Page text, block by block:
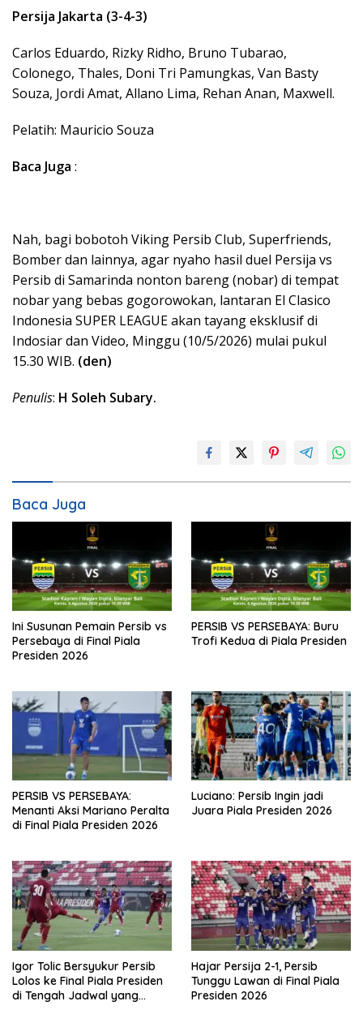
Persija Jakarta (3-4-3)
Carlos Eduardo, Rizky Ridho, Bruno Tubarao,
Colonego, Thales, Doni Tri Pamungkas, Van Basty
Souza, Jordi Amat, Allano Lima, Rehan Anan, Maxwell.
Pelatih: Mauricio Souza
Baca Juga :
Nah, bagi bobotoh Viking Persib Club, Superfriends,
Bomber dan lainnya, agar nyaho hasil duel Persija vs
Persib di Samarinda nonton bareng (nobar) di tempat
nobar yang bebas gogorowokan, lantaran El Clasico
Indonesia SUPER LEAGUE akan tayang eksklusif di
Indosiar dan Video, Minggu (10/5/2026) mulai pukul
15.30 WIB. (den)
Penulis: H Soleh Subary.
Baca Juga
Ini Susunan Pemain Persib vs
Persebaya di Final Piala
Presiden 2026
PERSIB VS PERSEBAYA: Buru
Trofi Kedua di Piala Presiden
PERSIB VS PERSEBAYA:
Menanti Aksi Mariano Peralta
di Final Piala Presiden 2026
Luciano: Persib Ingin jadi
Juara Piala Presiden 2026
Igor Tolic Bersyukur Persib
Lolos ke Final Piala Presiden
di Tengah Jadwal yang
Hajar Persija 2-1, Persib
Tunggu Lawan di Final Piala
Presiden 2026